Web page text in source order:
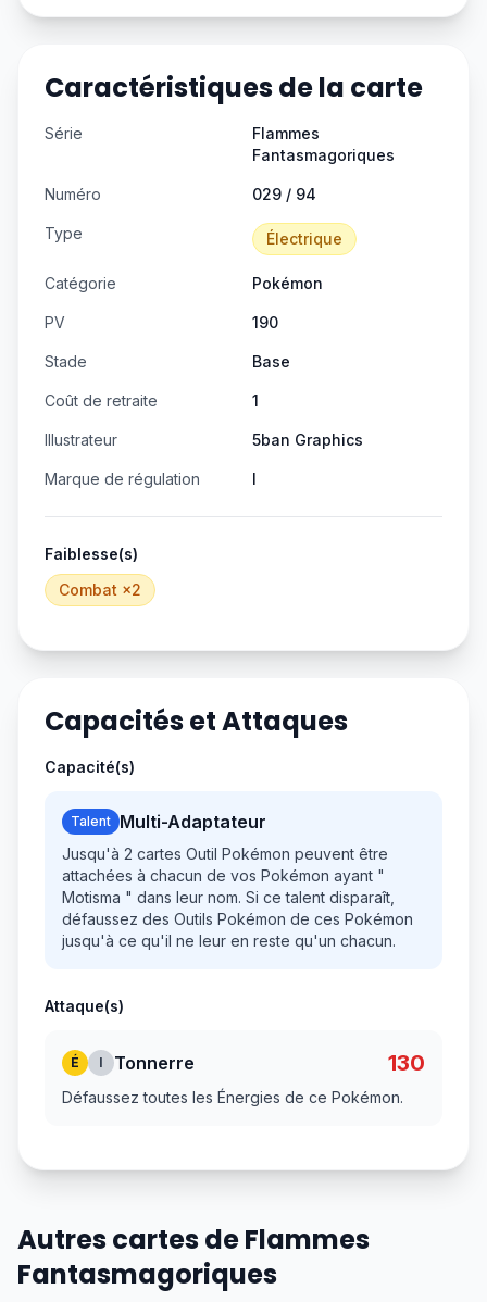
Caractéristiques de la carte
Série
Flammes
Fantasmagoriques
Numéro 029 / 94
Type Électrique
Catégorie Pokémon
PV 190
Stade Base
Coût de retraite 1
Illustrateur 5ban Graphics
Marque de régulation I
Faiblesse(s)
Combat ×2
Capacités et Attaques
Capacité(s)
Talent Multi-Adaptateur
Jusqu'à 2 cartes Outil Pokémon peuvent être
attachées à chacun de vos Pokémon ayant "
Motisma " dans leur nom. Si ce talent disparaît,
défaussez des Outils Pokémon de ces Pokémon
jusqu'à ce qu'il ne leur en reste qu'un chacun.
Attaque(s)
É I Tonnerre 130
Défaussez toutes les Énergies de ce Pokémon.
Autres cartes de Flammes
Fantasmagoriques